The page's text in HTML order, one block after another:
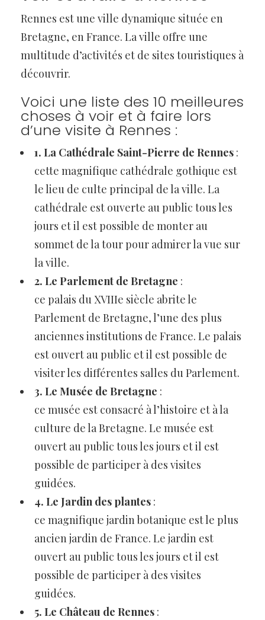
Rennes est une ville dynamique située en
Bretagne, en France. La ville offre une
multitude d’activités et de sites touristiques à
découvrir.
Voici une liste des 10 meilleures
choses à voir et à faire lors
d’une visite à Rennes :
1. La Cathédrale Saint-Pierre de Rennes :
cette magnifique cathédrale gothique est
le lieu de culte principal de la ville. La
cathédrale est ouverte au public tous les
jours et il est possible de monter au
sommet de la tour pour admirer la vue sur
la ville.
2. Le Parlement de Bretagne :
ce palais du XVIIIe siècle abrite le
Parlement de Bretagne, l’une des plus
anciennes institutions de France. Le palais
est ouvert au public et il est possible de
visiter les différentes salles du Parlement.
3. Le Musée de Bretagne :
ce musée est consacré à l’histoire et à la
culture de la Bretagne. Le musée est
ouvert au public tous les jours et il est
possible de participer à des visites
guidées.
4. Le Jardin des plantes :
ce magnifique jardin botanique est le plus
ancien jardin de France. Le jardin est
ouvert au public tous les jours et il est
possible de participer à des visites
guidées.
5. Le Château de Rennes :